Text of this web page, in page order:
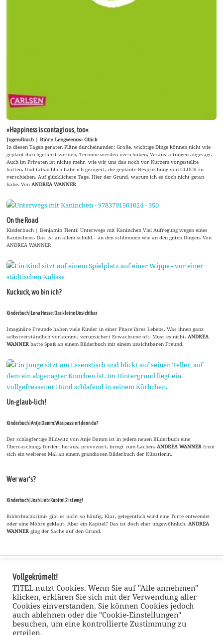
»Happiness is contagious, too«
Jugendbuch | Björn Lengwenus: Glück
In diesen Tagen geraten Pläne durcheinander: Große, wichtige Dinge können nicht wie
geplant durchgeführt werden, Termine werden verschoben, Veranstaltungen abgesagt.
Auch im Privaten ist nichts mehr, wie wir uns das noch vor Kurzem vorgestellte
hatten. Und tatsächlich habe ich gezögert, die geplante Besprechung von GLÜCK zu
verschieben. Auf glücklichere Tage. Hier der Grund, warum ich es doch nicht getan
habe. VonANDREA WANNER
On the Road
Kinderbuch | Benjamin Tienti: Unterwegs mit Kaninchen Viel Aufregung wegen eines
Kaninchens. Das ist an allem schuld – an den schlimmen wie an den guten Dingen. Von
ANDREA WANNER
Kuckuck, wo bin ich?
Kinderbuch | Lena Hesse: Das kleine Unsichtbar
Imaginäre Freunde haben viele Kinder in einer Phase ihres Lebens. Was ihnen ganz
selbstverständlich vorkommt, verunsichert Erwachsene oft. Muss es nicht.ANDREA
WANNERhatte Spaß an einem Bilderbuch mit einem unsichtbaren Freund.
Un-glaub-lich!
Kinderbuch | Antje Damm: Was passiert denn da?
Der schlagfertige Bildwitz von Anje Damm ist in jedem neuen Bilderbuch eine
Überraschung, fordert heraus, provoziert, bringt zum Lachen.ANDREA WANNERfreut
sich ein weiteres Mal an einem grandiosen Bilderbuch der Künstlerin.
Wer war’s?
Kinderbuch | Josh Lieb: Kapitel 2 ist weg!
Bilderbuchkrimis gibt es nicht so häufig. Klar, gelegentlich wird eine Torte entwendet
oder eine Möhre geklaut. Aber ein Kapitel? Das ist doch eher ungewöhnlich.ANDREA
WANNERging der Sache auf den Grund.
Vollgekrümelt!
TITEL nutzt Cookies. Wenn Sie auf "Alle annehmen"
klicken, erklären Sie sich mit der Verwendung aller
Cookies einverstanden. Sie können Cookies jedoch
auch ablehnen oder die "Cookie-Einstellungen"
besuchen, um eine kontrollierte Zustimmung zu
erteilen.